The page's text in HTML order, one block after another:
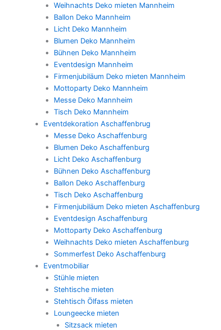
Weihnachts Deko mieten Mannheim
Ballon Deko Mannheim
Licht Deko Mannheim
Blumen Deko Mannheim
Bühnen Deko Mannheim
Eventdesign Mannheim
Firmenjubiläum Deko mieten Mannheim
Mottoparty Deko Mannheim
Messe Deko Mannheim
Tisch Deko Mannheim
Eventdekoration Aschaffenbrug
Messe Deko Aschaffenburg
Blumen Deko Aschaffenburg
Licht Deko Aschaffenburg
Bühnen Deko Aschaffenburg
Ballon Deko Aschaffenburg
Tisch Deko Aschaffenburg
Firmenjubiläum Deko mieten Aschaffenburg
Eventdesign Aschaffenburg
Mottoparty Deko Aschaffenburg
Weihnachts Deko mieten Aschaffenburg
Sommerfest Deko Aschaffenburg
Eventmobiliar
Stühle mieten
Stehtische mieten
Stehtisch Ölfass mieten
Loungeecke mieten
Sitzsack mieten